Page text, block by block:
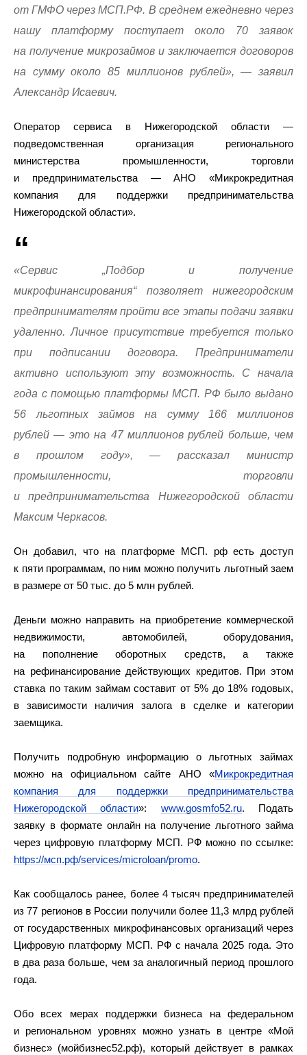
от ГМФО через МСП.РФ. В среднем ежедневно через
нашу платформу поступает около 70 заявок
на получение микрозаймов и заключается договоров
на сумму около 85 миллионов рублей», — заявил
Александр Исаевич.
Оператор сервиса в Нижегородской области —
подведомственная организация регионального
министерства промышленности, торговли
и предпринимательства — АНО «Микрокредитная
компания для поддержки предпринимательства
Нижегородской области».
«Сервис „Подбор и получение
микрофинансирования“ позволяет нижегородским
предпринимателям пройти все этапы подачи заявки
удаленно. Личное присутствие требуется только
при подписании договора. Предприниматели
активно используют эту возможность. С начала
года с помощью платформы МСП. РФ было выдано
56 льготных займов на сумму 166 миллионов
рублей — это на 47 миллионов рублей больше, чем
в прошлом году», — рассказал министр
промышленности, торговли
и предпринимательства Нижегородской области
Максим Черкасов.
Он добавил, что на платформе МСП. рф есть доступ
к пяти программам, по ним можно получить льготный заем
в размере от 50 тыс. до 5 млн рублей.
Деньги можно направить на приобретение коммерческой
недвижимости, автомобилей, оборудования,
на пополнение оборотных средств, а также
на рефинансирование действующих кредитов. При этом
ставка по таким займам составит от 5% до 18% годовых,
в зависимости наличия залога в сделке и категории
заемщика.
Получить подробную информацию о льготных займах
можно на официальном сайте АНО «Микрокредитная
компания для поддержкипредпринимательства
Нижегородской области»: www.gosmfo52.ru. Подать
заявку в формате онлайн на получение льготного займа
через цифровую платформу МСП. РФ можно по ссылке:
https://мсп.рф/services/microloan/promo.
Как сообщалось ранее, более 4 тысяч предпринимателей
из 77 регионов в России получили более 11,3 млрд рублей
от государственных микрофинансовых организаций через
Цифровую платформу МСП. РФ с начала 2025 года. Это
в два раза больше, чем за аналогичный период прошлого
года.
Обо всех мерах поддержки бизнеса на федеральном
и региональном уровнях можно узнать в центре «Мой
бизнес» (мойбизнес52.рф), который действует в рамках